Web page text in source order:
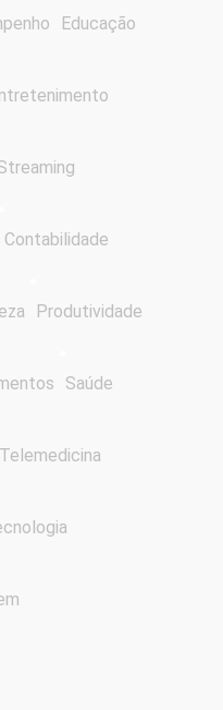
Educação
Contabilidade
Produtividade
Saúde
Telemedicina